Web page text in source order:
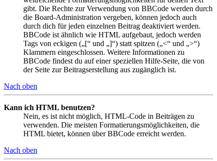
gibt. Die Rechte zur Verwendung von BBCode werden durch
die Board-Administration vergeben, können jedoch auch
durch dich für jeden einzelnen Beitrag deaktiviert werden.
BBCode ist ähnlich wie HTML aufgebaut, jedoch werden
Tags von eckigen („[“ und „]“) statt spitzen („<“ und „>“)
Klammern eingeschlossen. Weitere Informationen zu
BBCode findest du auf einer speziellen Hilfe-Seite, die von
der Seite zur Beitragserstellung aus zugänglich ist.
Nach oben
Kann ich HTML benutzen?
Nein, es ist nicht möglich, HTML-Code in Beiträgen zu
verwenden. Die meisten Formatierungsmöglichkeiten, die
HTML bietet, können über BBCode erreicht werden.
Nach oben